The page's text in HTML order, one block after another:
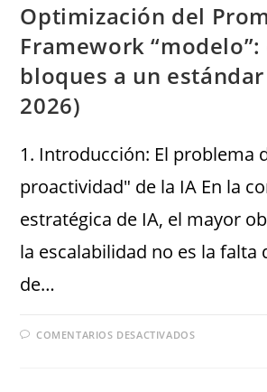
Optimización del
Framework “modelo”:
bloques a un
2026)
1. Introducción: El problema
proactividad" de la IA En la
estratégica de IA, el mayor
la escalabilidad no es la falta
de…
COMENTARIOS DESACTIVADOS